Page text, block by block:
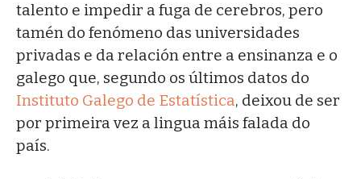
talento e impedir a fuga de cerebros, pero
tamén do fenómeno das universidades
privadas e da relación entre a ensinanza e o
galego que, segundo os últimos datos do
Instituto Galego de Estatística, deixou de ser
por primeira vez a lingua máis falada do
país.